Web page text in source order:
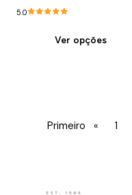
5.0
Ver opções
Primeiro « 1